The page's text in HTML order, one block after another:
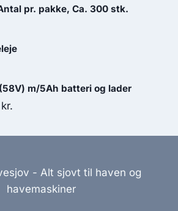
pr. pakke, Ca. 300 stk.
m/5Ah batteri og lader
kr.
- Alt sjovt til haven og
havemaskiner